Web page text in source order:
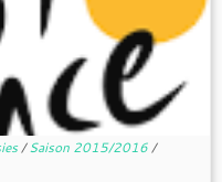
/Saison 2015/2016/